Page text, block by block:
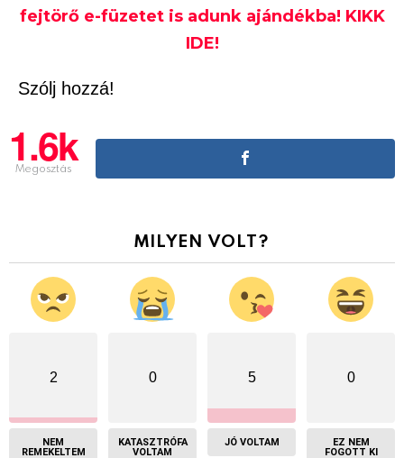
fejtörő e-füzetet is adunk ajándékba! KIKK
IDE!
Szólj hozzá!
1.6k
Megosztás
MILYEN VOLT?
2
NEM
REMEKELTEM
0
KATASZTRÓFA
VOLTAM
5
JÓ VOLTAM
0
EZ NEM
FOGOTT KI